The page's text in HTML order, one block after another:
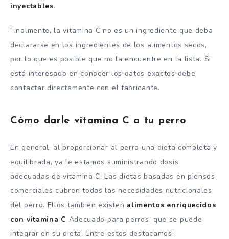
inyectables.
Finalmente, la vitamina C no es un ingrediente que deba
declararse en los ingredientes de los alimentos secos,
por lo que es posible que no la encuentre en la lista. Si
está interesado en conocer los datos exactos debe
contactar directamente con el fabricante.
Cómo darle vitamina C a tu perro
En general, al proporcionar al perro una dieta completa y
equilibrada, ya le estamos suministrando dosis
adecuadas de vitamina C. Las dietas basadas en piensos
comerciales cubren todas las necesidades nutricionales
del perro. Ellos tambien existen alimentos enriquecidos
con vitamina C Adecuado para perros, que se puede
integrar en su dieta. Entre estos destacamos: